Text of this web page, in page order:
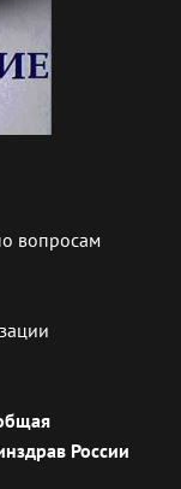
вопросам
России